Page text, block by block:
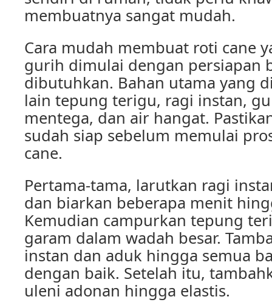
membuatnya sangat mudah.
Cara mudah membuat roti cane
gurih dimulai dengan persiapan
dibutuhkan. Bahan utama yang
lain tepung terigu, ragi instan,
mentega, dan air hangat.
sudah siap sebelum memulai
cane.
Pertama-tama, larutkan ragi
dan biarkan beberapa menit
Kemudian campurkan tepung
garam dalam wadah besar.
instan dan aduk hingga semua
dengan baik. Setelah itu,
uleni adonan hingga elastis.